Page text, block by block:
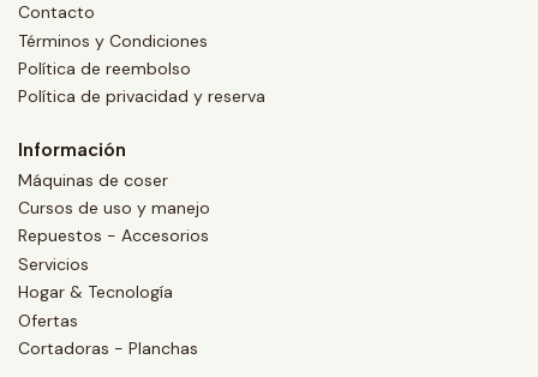
Contacto
Términos y Condiciones
Política de reembolso
Política de privacidad y reserva
Información
Máquinas de coser
Cursos de uso y manejo
Repuestos - Accesorios
Servicios
Hogar & Tecnología
Ofertas
Cortadoras - Planchas